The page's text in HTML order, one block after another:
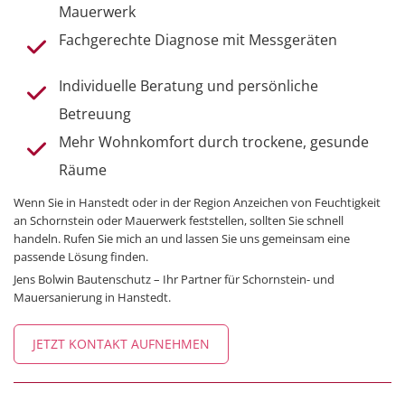
Mauerwerk
Fachgerechte Diagnose mit Messgeräten
Individuelle Beratung und persönliche
Betreuung
Mehr Wohnkomfort durch trockene, gesunde
Räume
Wenn Sie in Hanstedt oder in der Region Anzeichen von Feuchtigkeit
an Schornstein oder Mauerwerk feststellen, sollten Sie schnell
handeln. Rufen Sie mich an und lassen Sie uns gemeinsam eine
passende Lösung finden.
Jens Bolwin Bautenschutz – Ihr Partner für Schornstein- und
Mauersanierung in Hanstedt.
JETZT KONTAKT AUFNEHMEN